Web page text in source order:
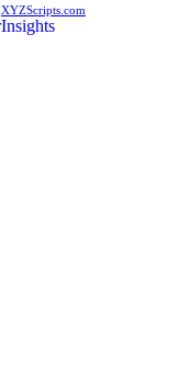
XYZScripts.com